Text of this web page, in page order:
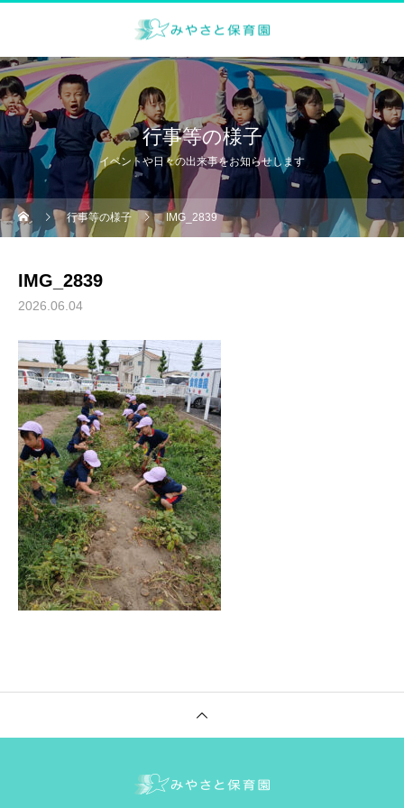
行事等の様子
イベントや日々の出来事をお知らせします
行事等の様子 IMG_2839
IMG_2839
2026.06.04